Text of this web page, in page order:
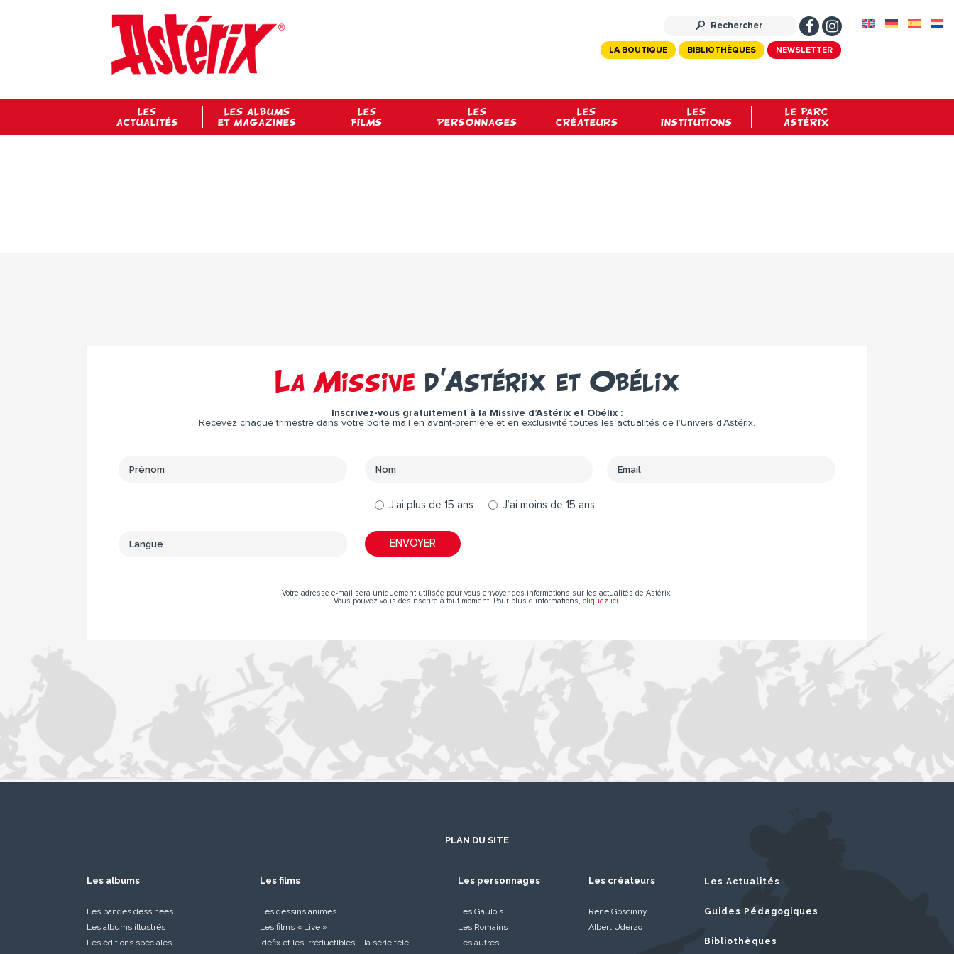
NEWSLETTER
BIBLIOTHÈQUES
LA BOUTIQUE
LES
ACTUALITÉS
LES ALBUMS
ET MAGAZINES
LES
FILMS
LES
PERSONNAGES
LES
CRÉATEURS
LES
INSTITUTIONS
LE PARC
ASTÉRIX
La Missive d’Astérix et Obélix
Inscrivez-vous gratuitement à la Missive d’Astérix et Obélix :
Recevez chaque trimestre dans votre boite mail en avant-première et en exclusivité toutes les actualités de l’Univers d’Astérix.
J’ai plus de 15 ans J’ai moins de 15 ans
Votre adresse e-mail sera uniquement utilisée pour vous envoyer des informations sur les actualités de Astérix.
Vous pouvez vous désinscrire à tout moment. Pour plus d’informations, cliquez ici
PLAN DU SITE
Les albums
Les bandes dessinées
Les albums illustrés
Les éditions spéciales
Les films
Les dessins animés
Les films « Live »
Idéfix et les Irréductibles – la série télé
Les personnages
Les Gaulois
Les Romains
Les autres…
Les créateurs
René Goscinny
Albert Uderzo
Les Actualités
Guides Pédagogiques
Bibliothèques